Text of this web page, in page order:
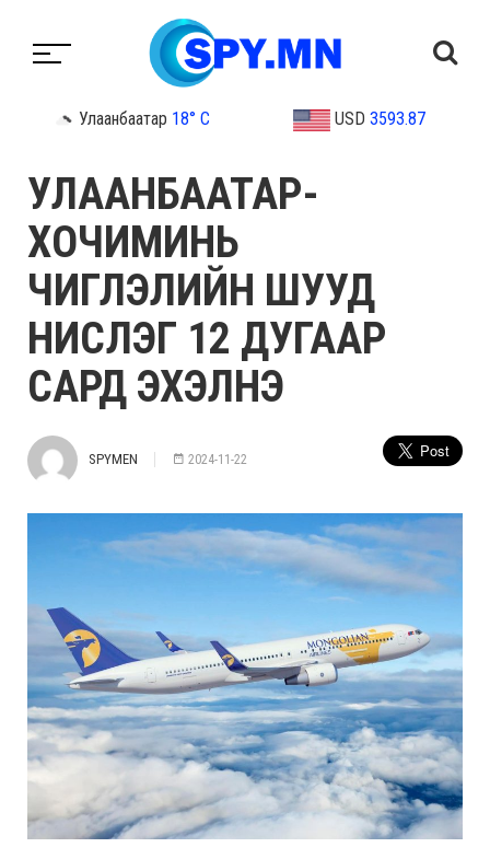
Улаанбаатар 18° C USD 3593.87
УЛААНБААТАР-
ХОЧИМИНЬ
ЧИГЛЭЛИЙН ШУУД
НИСЛЭГ 12 ДУГААР
САРД ЭХЭЛНЭ
SPYMEN 2024-11-22